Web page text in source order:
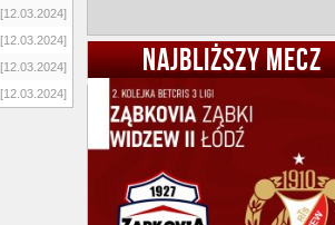
[12.03.2024]
[12.03.2024]
[12.03.2024]
[12.03.2024]
NAJBLIŻSZY MECZ